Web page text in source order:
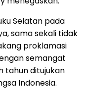
Selatan pada
sama sekali tidak
proklamasi
semangat
tahun ditujukan
Indonesia.